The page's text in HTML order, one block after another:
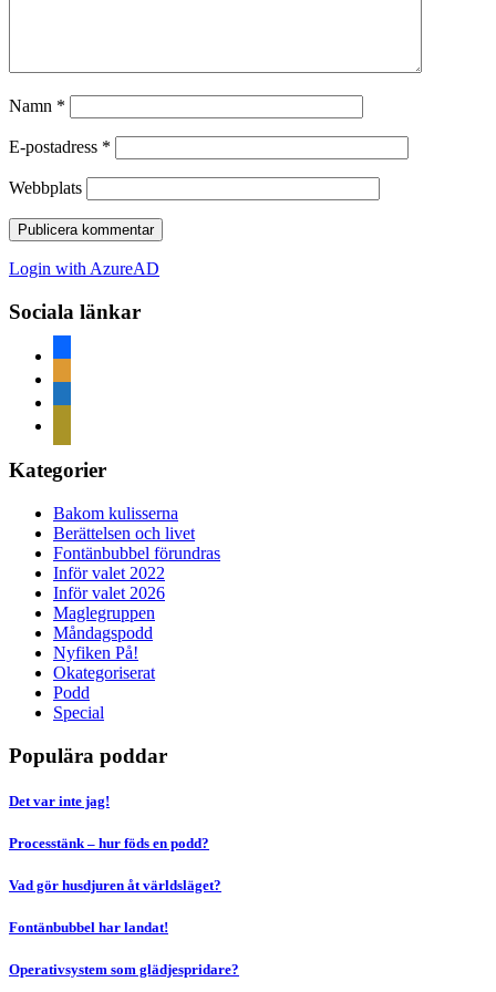
Namn *
E-postadress *
Webbplats
Login with AzureAD
Sociala länkar
Kategorier
Bakom kulisserna
Berättelsen och livet
Fontänbubbel förundras
Inför valet 2022
Inför valet 2026
Maglegruppen
Måndagspodd
Nyfiken På!
Okategoriserat
Podd
Special
Populära poddar
Det var inte jag!
Processtänk – hur föds en podd?
Vad gör husdjuren åt världsläget?
Fontänbubbel har landat!
Operativsystem som glädjespridare?